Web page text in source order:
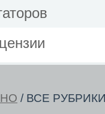
/ ВСЕ